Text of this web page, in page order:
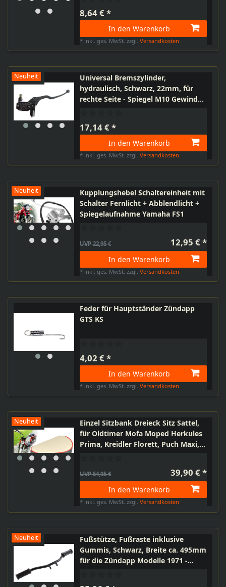
8,64 € *
In den Warenkorb
* inkl. ges. MwSt. zzgl.Versandkosten
Neuheit
Universal Bremszylinder,
hydraulisch, Schwarz, 22mm, für
rechte Seite - Spiegel M10 Gewinde
17,14 € *
In den Warenkorb
* inkl. ges. MwSt. zzgl.Versandkosten
Neuheit
Kupplungshebel Schaltereinheit mit
Schalter Fernlicht + Abblendlicht +
Spiegelaufnahme Yamaha FS1
UVP 22,95 € 12,95 € *
In den Warenkorb
* inkl. ges. MwSt. zzgl.Versandkosten
Feder für Hauptständer Zündapp
GTS KS
4,02 € *
In den Warenkorb
* inkl. ges. MwSt. zzgl.Versandkosten
Neuheit
Einzel Sitzbank Dreieck Sitz Sattel,
für Oldtimer Mofa Moped Herkules
Prima, Kreidler Florett, Puch Maxi,
UVP 54,95 € 39,90 € *
In den Warenkorb
* inkl. ges. MwSt. zzgl.Versandkosten
Neuheit
Fußstütze, Fußraste inklusive
Gummis, Schwarz, Breite ca. 495mm
für die Zündapp Modelle 1971 -